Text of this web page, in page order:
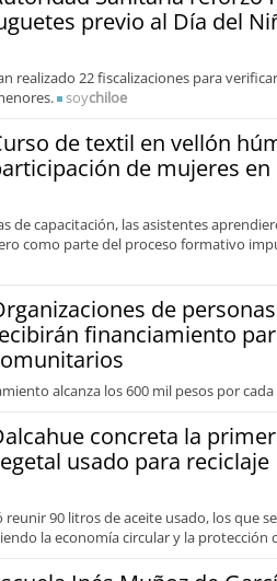
previo al Día del
realizado 22 fiscalizaciones para
soychiloe
de textil en vellón
de mujeres en
de capacitación, las asistentes
como parte del proceso formativo
de
financiamiento
alcanza los 600 mil pesos por
concreta la
usado para reciclaje
90 litros de aceite usado, los que
la economía circular y la protección